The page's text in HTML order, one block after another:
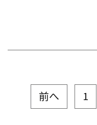
前へ 1